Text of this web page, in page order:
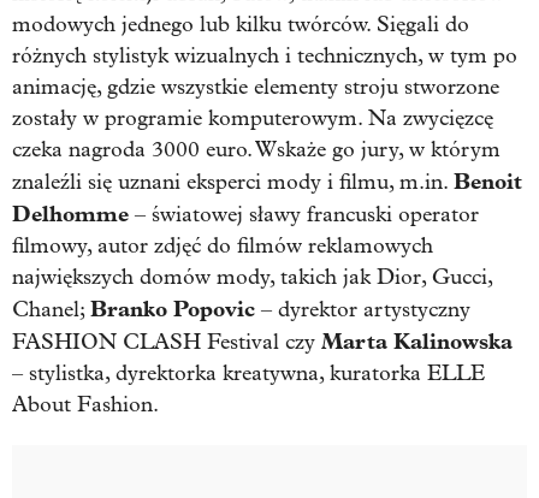
modowych jednego lub kilku twórców. Sięgali do
różnych stylistyk wizualnych i technicznych, w tym po
animację, gdzie wszystkie elementy stroju stworzone
zostały w programie komputerowym. Na zwycięzcę
czeka nagroda 3000 euro. Wskaże go jury, w którym
znaleźli się uznani eksperci mody i filmu, m.in. Benoit
Delhomme – światowej sławy francuski operator
filmowy, autor zdjęć do filmów reklamowych
największych domów mody, takich jak Dior, Gucci,
Chanel;Branko Popovic – dyrektor artystyczny
FASHION CLASH Festival czy Marta Kalinowska
– stylistka, dyrektorka kreatywna, kuratorka ELLE
About Fashion.